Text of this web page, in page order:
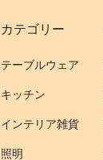
カテゴリー
テーブルウェア
キッチン
インテリア雑貨
照明